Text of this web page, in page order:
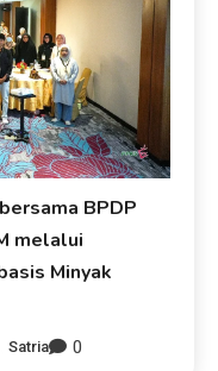
BPDP
melalui
Minyak
Satria 0